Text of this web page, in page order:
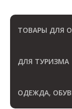
ТОВАРЫ ДЛЯ
ДЛЯ ТУРИЗМА
ОДЕЖДА,